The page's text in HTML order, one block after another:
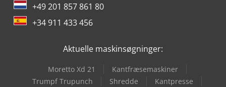
+49 201 857 861 80
+34 911 433 456
Aktuelle maskinsøgninger:
Moretto Xd 21
Kantfræsemaskiner
Trumpf Trupunch
Shredde
Kantpresse